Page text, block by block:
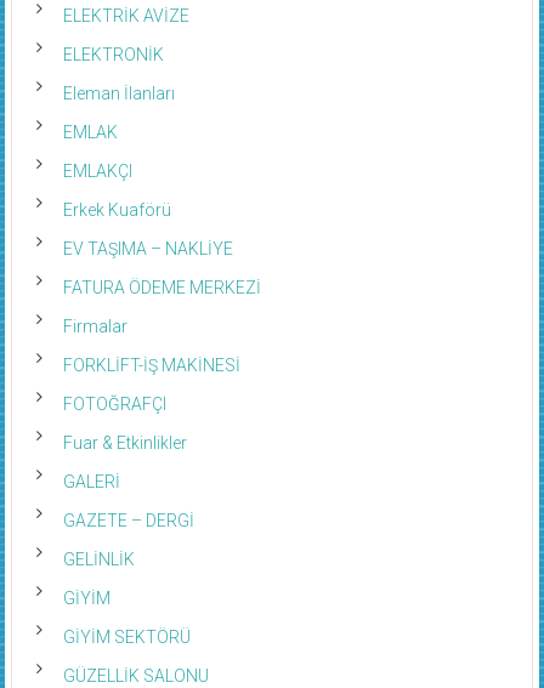
ELEKTRİK AVİZE
ELEKTRONİK
Eleman İlanları
EMLAK
EMLAKÇI
Erkek Kuaförü
EV TAŞIMA – NAKLİYE
FATURA ÖDEME MERKEZİ
Firmalar
FORKLİFT-İŞ MAKİNESİ
FOTOĞRAFÇI
Fuar & Etkinlikler
GALERİ
GAZETE – DERGİ
GELİNLİK
GİYİM
GİYİM SEKTÖRÜ
GÜZELLİK SALONU